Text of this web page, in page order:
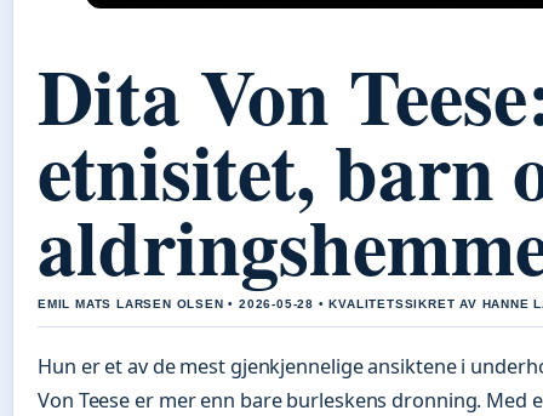
Dita Von
etnisitet, barn
EMIL MATS LARSEN OLSEN • 2026-05-28 • KVALITETSSIKRET AV HANNE
Hun er et av de mest gjenkjennelige ansiktene i
Von Teese er mer enn bare burleskens dronning. Med